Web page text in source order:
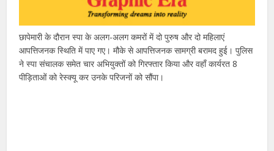
छापेमारी के दौरान स्पा के अलग-अलग कमरों में दो पुरुष और दो महिलाएं
आपत्तिजनक स्थिति में पाए गए। मौके से आपत्तिजनक सामग्री बरामद हुई। पुलिस
ने स्पा संचालक समेत चार अभियुक्तों को गिरफ्तार किया और वहाँ कार्यरत 8
पीड़िताओं को रेस्क्यू कर उनके परिजनों को सौंपा।